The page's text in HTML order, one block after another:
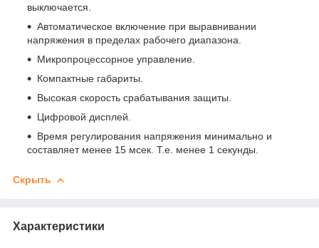
выключается.
Автоматическое включение при выравнивании
напряжения в пределах рабочего диапазона.
Микропроцессорное управление.
Компактные габариты.
Высокая скорость срабатывания защиты.
Цифровой дисплей.
Время регулирования напряжения минимально и
составляет менее 15 мсек. Т.е. менее 1 секунды.
Скрыть
Характеристики